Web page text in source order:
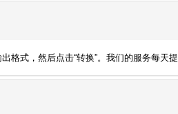
式，然后点击“转换”。我们的服务每天